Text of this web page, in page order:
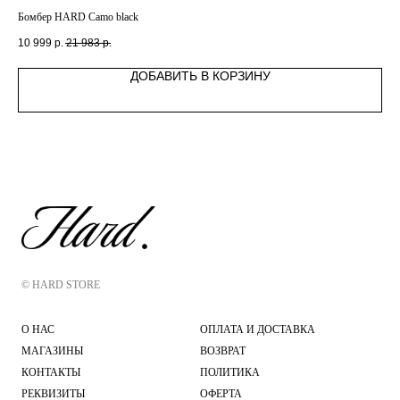
Бомбер HARD Camo black
10 999 р. 21 983 р.
ДОБАВИТЬ В КОРЗИНУ
© HARD STORE
О НАС
МАГАЗИНЫ
КОНТАКТЫ
РЕКВИЗИТЫ
ОПЛАТА И ДОСТАВКА
ВОЗВРАТ
ПОЛИТИКА
ОФЕРТА